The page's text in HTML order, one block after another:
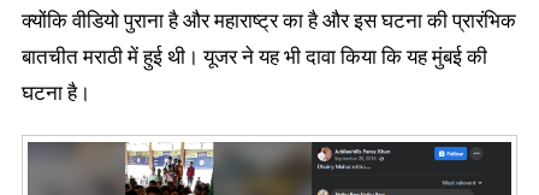
क्योंकि वीडियो पुराना है और महाराष्ट्र का है और इस घटना की प्रारंभिक
बातचीत मराठी में हुई थी। यूजर ने यह भी दावा किया कि यह मुंबई की
घटना है।